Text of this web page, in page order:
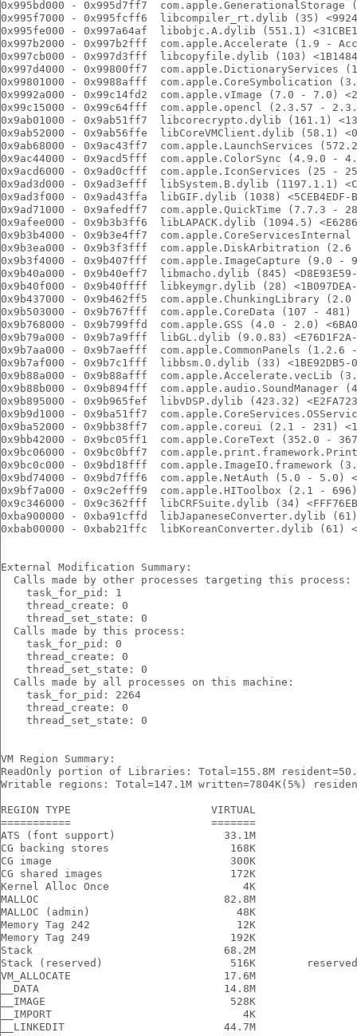
0x995bd000 - 0x995d7ff7  com.apple.GenerationalStorage
0x995f7000 - 0x995fcff6  libcompiler_rt.dylib (35)
0x995fe000 - 0x997a64af  libobjc.A.dylib (551.1)
0x997b2000 - 0x997b2fff  com.apple.Accelerate (1.9 -
0x997cb000 - 0x997d3fff  libcopyfile.dylib (103)
0x997d4000 - 0x99800ff7  com.apple.DictionaryServices
0x99801000 - 0x9988afff  com.apple.CoreSymbolication
0x9992a000 - 0x99c14fd2  com.apple.vImage (7.0 - 7.0)
0x99c15000 - 0x99c64fff  com.apple.opencl (2.3.57 - 2.3.57)
0x9ab01000 - 0x9ab51ff7  libcorecrypto.dylib (161.1)
0x9ab52000 - 0x9ab56ffe  libCoreVMClient.dylib (58.1)
0x9ab68000 - 0x9ac43ff7  com.apple.LaunchServices
0x9ac44000 - 0x9acd5fff  com.apple.ColorSync (4.9.0 -
0x9acd6000 - 0x9ad0cfff  com.apple.IconServices (25 -
0x9ad3d000 - 0x9ad3efff  libSystem.B.dylib (1197.1.1)
0x9ad3f000 - 0x9ad43ffa  libGIF.dylib (1038) <5CEB4EDF-
0x9ad71000 - 0x9afedff7  com.apple.QuickTime (7.7.3 -
0x9afee000 - 0x9b3b3ff6  libLAPACK.dylib (1094.5)
0x9b3b4000 - 0x9b3e4ff7
0x9b3ea000 - 0x9b3f3fff  com.apple.DiskArbitration (2.6 -
0x9b3f4000 - 0x9b407fff  com.apple.ImageCapture (9.0 -
0x9b40a000 - 0x9b40eff7  libmacho.dylib (845)
0x9b40f000 - 0x9b40ffff  libkeymgr.dylib (28) <1B097DEA-
0x9b437000 - 0x9b462ff5  com.apple.ChunkingLibrary (2.0
0x9b503000 - 0x9b767fff  com.apple.CoreData (107 - 481)
0x9b768000 - 0x9b799ffd  com.apple.GSS (4.0 - 2.0)
0x9b79a000 - 0x9b7a9fff  libGL.dylib (9.0.83) <E76D1F2A-
0x9b7aa000 - 0x9b7aefff  com.apple.CommonPanels (1.2.6 -
0x9b7af000 - 0x9b7c1fff  libbsm.0.dylib (33) <1BE92DB5-
0x9b88a000 - 0x9b88afff  com.apple.Accelerate.vecLib
0x9b88b000 - 0x9b894fff  com.apple.audio.SoundManager
0x9b895000 - 0x9b965fef  libvDSP.dylib (423.32)
0x9b9d1000 - 0x9ba51ff7
0x9ba52000 - 0x9bb38ff7  com.apple.coreui (2.1 - 231)
0x9bb42000 - 0x9bc05ff1  com.apple.CoreText (352.0 -
0x9bc06000 - 0x9bc0bff7  com.apple.print.framework.Print
0x9bc0c000 - 0x9bd18fff  com.apple.ImageIO.framework
0x9bd74000 - 0x9bd7fff6  com.apple.NetAuth (5.0 - 5.0)
0x9bf7a000 - 0x9c2efff9  com.apple.HIToolbox (2.1 - 696)
0x9c346000 - 0x9c362fff  libCRFSuite.dylib (34)
0xba900000 - 0xba91cffd  libJapaneseConverter.dylib (61)
0xbab00000 - 0xbab21ffc  libKoreanConverter.dylib (61)
External Modification Summary:
Calls made by other processes targeting this process:
task_for_pid: 1
thread_create: 0
thread_set_state: 0
Calls made by this process:
task_for_pid: 0
thread_create: 0
thread_set_state: 0
Calls made by all processes on this machine:
task_for_pid: 2264
thread_create: 0
thread_set_state: 0
VM Region Summary:
ReadOnly portion of Libraries: Total=155.8M
Writable regions: Total=147.1M written=7804K(5%)
REGION TYPE                      VIRTUAL
===========                      =======
ATS (font support)                 33.1M
CG backing stores                   168K
CG image                            300K
CG shared images                    172K
Kernel Alloc Once                     4K
MALLOC                             82.8M
MALLOC (admin)                       48K
Memory Tag 242                       12K
Memory Tag 249                      192K
Stack                              68.2M
Stack (reserved)                    516K
VM_ALLOCATE                        17.6M
__DATA                             14.8M
__IMAGE                             528K
__IMPORT                              4K
__LINKEDIT                         44.7M